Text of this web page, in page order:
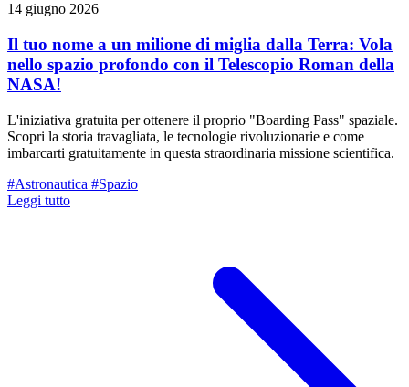
14 giugno 2026
Il tuo nome a un milione di miglia dalla Terra: Vola
nello spazio profondo con il Telescopio Roman della
NASA!
L'iniziativa gratuita per ottenere il proprio "Boarding Pass" spaziale.
Scopri la storia travagliata, le tecnologie rivoluzionarie e come
imbarcarti gratuitamente in questa straordinaria missione scientifica.
#Astronautica #Spazio
Leggi tutto